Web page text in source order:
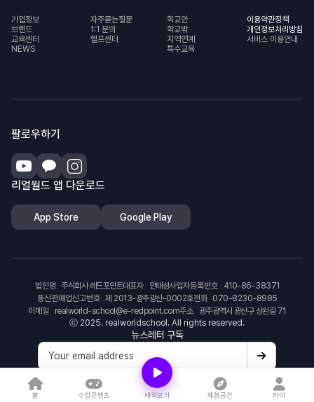
기업정보
브랜드
교육센터
NEWS
자주묻는질문
1:1 문의
헬프센터
학교안
학교밖
지역연계
특수교육
이용약관정책
개인정보처리방침
서비스 이용안내
팔로우하기
리얼월드 앱 다운로드
App Store Google Play
법인명 주식회사 레드포인트대표자 안태성사업자등록번호
410-86-38371
통신판매업신고번호 제 2013-광주광산-0002호전화
070-8230-8985
이메일
realworld-school@e-redpoint.com주소
광주광역시 광산구 상완길 71
ⓒ 2025. realworldschool. All rights reserved.
뉴스레터 구독
홈 수업콘텐츠 배워보기 체험공간 마이